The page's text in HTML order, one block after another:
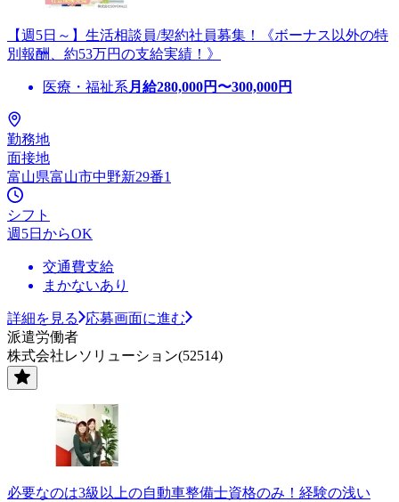
【週5日～】生活相談員/契約社員募集！《ボーナス以外の特
別報酬、約53万円の支給実績！》
医療・福祉系 月給280,000円〜300,000円
勤務地
面接地
富山県富山市中野新29番1
シフト
週5日からOK
交通費支給
まかないあり
詳細を見る
応募画面に進む
派遣労働者
株式会社レソリューション(52514)
必要なのは3級以上の自動車整備士資格のみ！経験の浅い